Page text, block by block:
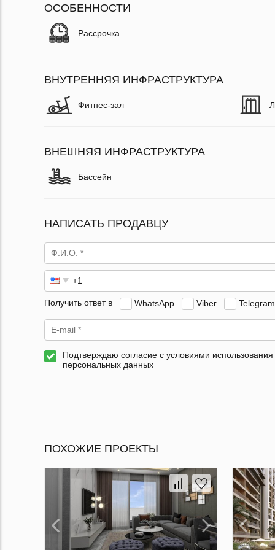
ОСОБЕННОСТИ
Рассрочка
ВНУТРЕННЯЯ ИНФРАСТРУКТУРА
Фитнес-зал
ВНЕШНЯЯ ИНФРАСТРУКТУРА
Бассейн
НАПИСАТЬ ПРОДАВЦУ
Получить ответ в WhatsApp Viber Telegram
Подтверждаю согласие с условиями использования
персональных данных
ПОХОЖИЕ ПРОЕКТЫ